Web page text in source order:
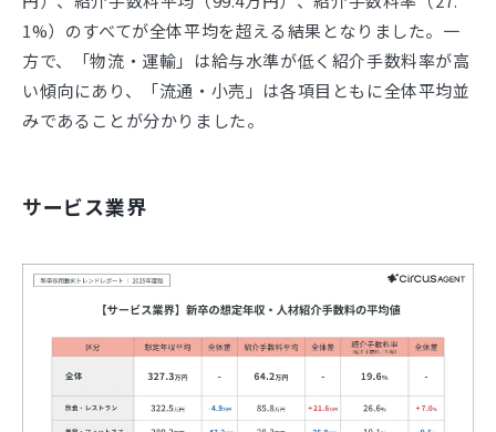
1%）のすべてが全体平均を超える結果となりました。一
方で、「物流・運輸」は給与水準が低く紹介手数料率が高
い傾向にあり、「流通・小売」は各項目ともに全体平均並
みであることが分かりました。
サービス業界